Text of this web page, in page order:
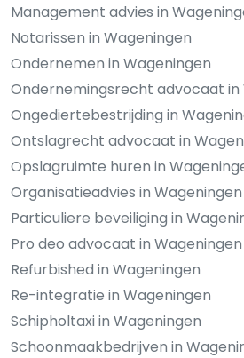
Management advies in
Notarissen in Wageningen
Ondernemen in Wageningen
Ondernemingsrecht advocaat in
Ongediertebestrijding in
Ontslagrecht advocaat in
Opslagruimte huren in
Organisatieadvies in Wageningen
Particuliere beveiliging in
Pro deo advocaat in Wageningen
Refurbished in Wageningen
Re-integratie in Wageningen
Schipholtaxi in Wageningen
Schoonmaakbedrijven in